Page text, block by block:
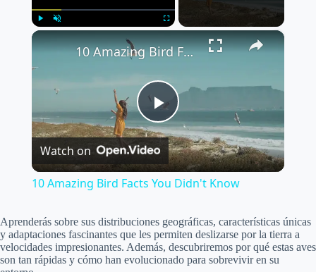
×
P
l
y
10 Amazing Bird Facts You Didn't Know
Watch on
10 Amazing Bird Facts You Didn't Know
Aprenderás sobre sus distribuciones geográficas, características únicas
y adaptaciones fascinantes que les permiten deslizarse por la tierra a
velocidades impresionantes. Además, descubriremos por qué estas aves
son tan rápidas y cómo han evolucionado para sobrevivir en su